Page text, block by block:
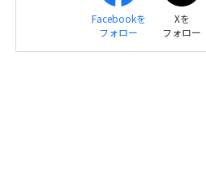
Facebookを
フォロー
Xを
フォロー